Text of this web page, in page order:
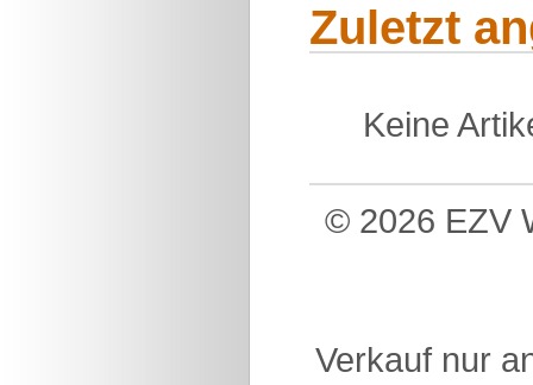
Zuletzt
Keine
© 2026 EZV
Verkauf nur